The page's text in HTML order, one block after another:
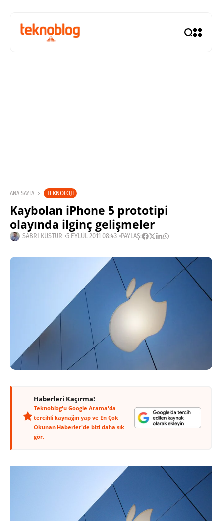
ANA SAYFA TEKNOLOJI
Kaybolan iPhone 5 prototipi
olayında ilginç gelişmeler
SABRI KÜSTÜR 5 EYLÜL 2011 08:43 PAYLAŞ:
Haberleri Kaçırma!
Teknoblog'u Google Arama'da
tercihli kaynağın yap ve En Çok
Okunan Haberler'de bizi daha sık
gör.